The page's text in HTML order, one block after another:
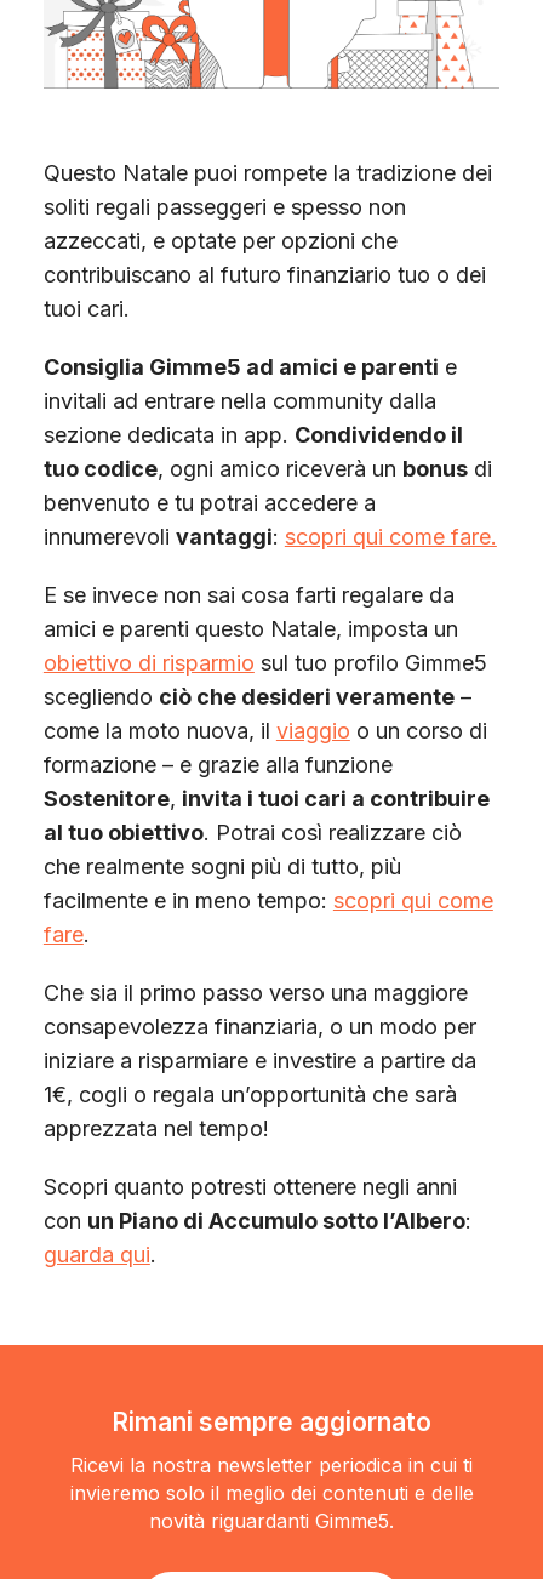
Questo Natale puoi rompete la tradizione dei
soliti regali passeggeri e spesso non
azzeccati, e optate per opzioni che
contribuiscano al futuro finanziario tuo o dei
tuoi cari.
Consiglia Gimme5 ad amici e parenti e
invitali ad entrare nella community dalla
sezione dedicata in app. Condividendo il
tuo codice, ogni amico riceverà un bonusdi
benvenuto e tu potrai accedere a
innumerevoli vantaggi: scopri qui come fare.
E se invece non sai cosa farti regalare da
amici e parenti questo Natale, imposta un
obiettivo di risparmio sul tuo profilo Gimme5
scegliendo ciò che desideri veramente–
come la moto nuova, il viaggio o un corso di
formazione – e grazie alla funzione
Sostenitore, invita i tuoi cari a contribuire
al tuo obiettivo. Potrai così realizzare ciò
che realmente sogni più di tutto, più
facilmente e in meno tempo: scopri qui come
fare.
Che sia il primo passo verso una maggiore
consapevolezza finanziaria, o un modo per
iniziare a risparmiare e investire a partire da
1€, cogli o regala un’opportunità che sarà
apprezzata nel tempo!
Scopri quanto potresti ottenere negli anni
con un Piano di Accumulo sotto l’Albero:
guarda qui.
Rimani sempre aggiornato
Ricevi la nostra newsletter periodica in cui ti
invieremo solo il meglio dei contenuti e delle
novità riguardanti Gimme5.